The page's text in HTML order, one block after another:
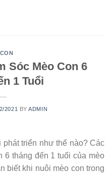
Sóc Mèo Con 6
1 Tuổi
2021 BYADMIN
triển như thế nào? Các
6 tháng đến 1 tuổi của mèo
biết khi nuôi mèo con trong